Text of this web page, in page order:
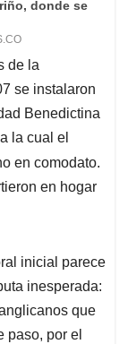
de la
se instalaron
Benedictina
la cual el
en comodato.
en hogar
inicial parece
inesperada:
que
paso, por el